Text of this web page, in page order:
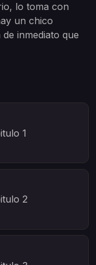
lo toma con
un chico
inmediato que
1
2